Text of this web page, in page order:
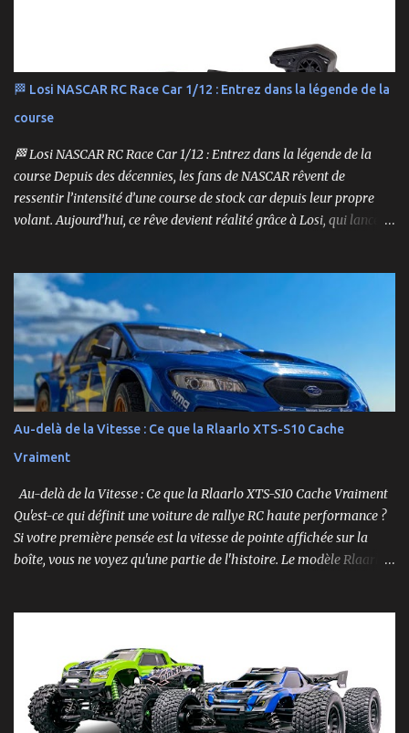
🏁 Losi NASCAR RC Race Car 1/12 : Entrez dans la légende de la
course
🏁 Losi NASCAR RC Race Car 1/12 : Entrez dans la légende de la
course Depuis des décennies, les fans de NASCAR rêvent de
ressentir l’intensité d’une course de stock car depuis leur propre
volant. Aujourd’hui, ce rêve devient réalité grâce à Losi, qui lance
foncer sur n’importe quelle surface plate. Voici le Losi NASCAR RC
Race Car , dans sa version Ryan Blaney No. 12 Advance Auto Parts
Ford Mustang RTR 2025 .
Au-delà de la Vitesse : Ce que la Rlaarlo XTS-S10 Cache
Vraiment
Au-delà de la Vitesse : Ce que la Rlaarlo XTS-S10 Cache Vraiment
Qu'est-ce qui définit une voiture de rallye RC haute performance ?
Si votre première pensée est la vitesse de pointe affichée sur la
boîte, vous ne voyez qu'une partie de l'histoire. Le modèle Rlaarlo
qui font de cette machine bien plus qu'un simple bolide. Un Modèle,
Deux Philosophies : Le Choix Entre "Prêt à Rouler" et "À
Personnaliser" Rlaarlo propose la XTS-S10 en deux versions
distinctes, une décision brillante qui s'adresse à l'ensemble de la